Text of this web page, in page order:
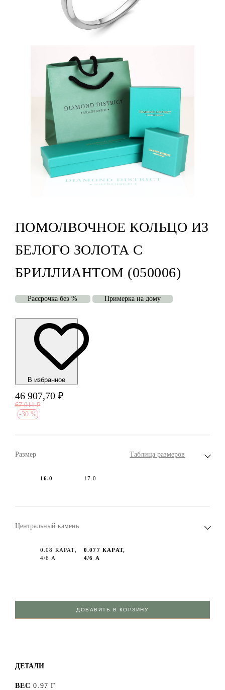
ПОМОЛВОЧНОЕ КОЛЬЦО ИЗ
БЕЛОГО ЗОЛОТА С
БРИЛЛИАНТОМ (050006)
Рассрочка без % Примерка на дому
В избранноe
46 907,70 ₽
67 011 ₽
-30 %
Размер Таблица размеров
16.0 17.0
Центральный камень
0.08 КАРАТ,
4/6 А
0.077 КАРАТ,
4/6 А
ДОБАВИТЬ В КОРЗИНУ
ДЕТАЛИ
ВЕС 0.97 Г